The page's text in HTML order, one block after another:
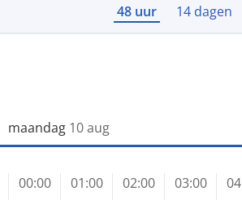
48 uur 14 dagen
maandag 10 aug
00:00 01:00 02:00 03:00